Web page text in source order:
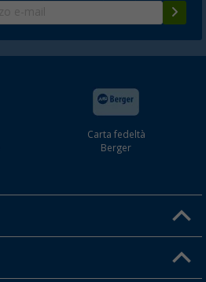
Carta fedeltà
Berger